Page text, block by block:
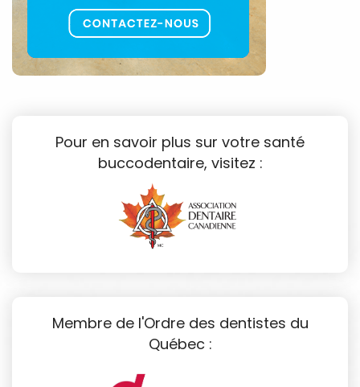
Pour en savoir plus sur votre santé
buccodentaire, visitez :
Membre de l'Ordre des dentistes du
Québec :